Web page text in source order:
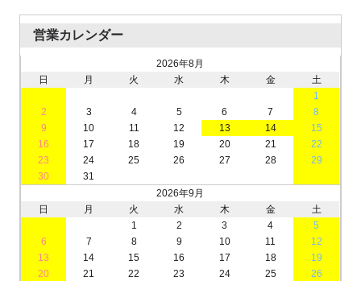
営業カレンダー
2026年8月
日
月 火 水 木 金
土
1
2
3 4 5 6 7
8
9
10 11 12 13 14
15
16
17 18 19 20 21
22
23
24 25 26 27 28
29
30
31
2026年9月
日
月 火 水 木 金
土
1
2 3 4
5
6
7 8 9 10 11
12
13
14 15 16 17 18
19
20
21 22 23 24 25
26